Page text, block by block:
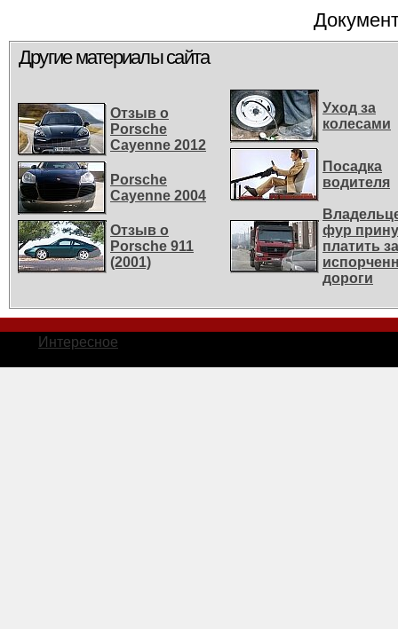
Другие материалы сайта
Отзыв о
Porsche
Cayenne 2012
Porsche
Cayenne 2004
Отзыв о
Porsche 911
(2001)
Уход за
колесами
Посадка
водителя
фур
платить за
дороги
Интересное